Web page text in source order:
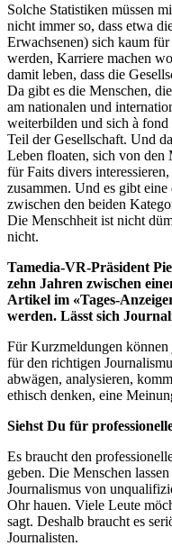
Solche Statistiken müssen
nicht immer so, dass etwa
Erwachsenen) sich kaum
werden, Karriere machen
damit leben, dass die
Da gibt es die Menschen,
am nationalen und
weiterbilden und sich à
Teil der Gesellschaft. Und
Leben floaten, sich von den
für Faits divers
zusammen. Und es gibt
zwischen den beiden
Die Menschheit ist nicht
nicht.
Tamedia-VR-Präsident
zehn Jahren zwischen
Artikel im «Tages-
werden. Lässt sich
Für Kurzmeldungen
für den richtigen
abwägen, analysieren,
ethisch denken, eine
Siehst Du für
Es braucht den
geben. Die Menschen
Journalismus von
Ohr hauen. Viele Leute
sagt. Deshalb braucht es
Journalisten.